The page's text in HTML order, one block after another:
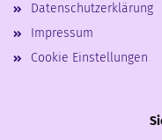
Datenschutzerklärung
Impressum
Cookie Einstellungen